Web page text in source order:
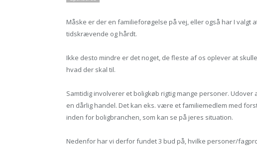
Måske er der en familieforøgelse på vej, eller også har I
tidskrævende og hårdt.
Ikke desto mindre er det noget, de fleste af os oplever at
hvad der skal til.
Samtidig involverer et boligkøb rigtig mange personer.
en dårlig handel. Det kan eks. være et familiemedlem med
inden for boligbranchen, som kan se på jeres situation.
Nedenfor har vi derfor fundet 3 bud på, hvilke personer/